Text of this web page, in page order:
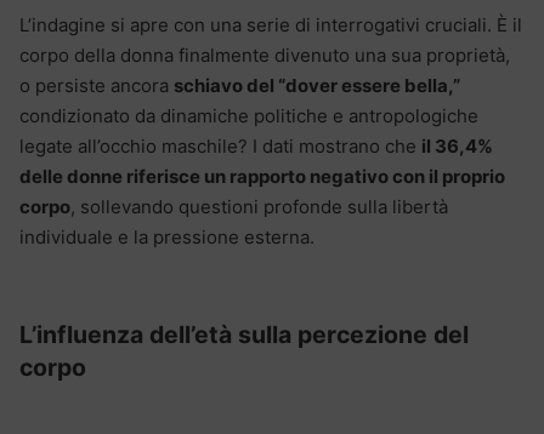
L’indagine si apre con una serie di interrogativi cruciali. È il
corpo della donna finalmente divenuto una sua proprietà,
o persiste ancora schiavo del “dover essere bella,”
condizionato da dinamiche politiche e antropologiche
legate all’occhio maschile? I dati mostrano che il 36,4%
delle donne riferisce un rapporto negativo con il proprio
corpo, sollevando questioni profonde sulla libertà
individuale e la pressione esterna.
L’influenza dell’età sulla percezione del
corpo